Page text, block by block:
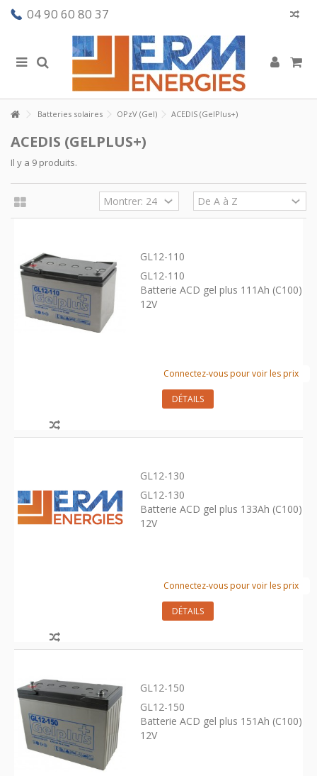
04 90 60 80 37
Batteries solaires OPzV (Gel) ACEDIS (GelPlus+)
ACEDIS (GELPLUS+)
Il y a 9 produits.
GL12-110
GL12-110
Batterie ACD gel plus 111Ah (C100)
12V
Connectez-vous pour voir les prix
DÉTAILS
GL12-130
GL12-130
Batterie ACD gel plus 133Ah (C100)
12V
Connectez-vous pour voir les prix
DÉTAILS
GL12-150
GL12-150
Batterie ACD gel plus 151Ah (C100)
12V